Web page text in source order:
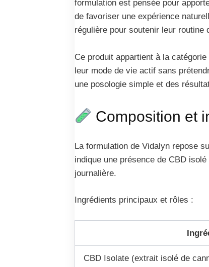
formulation est pensée pour
de favoriser une expérience
régulière pour soutenir leur routine
Ce produit appartient à la
leur mode de vie actif sans
une posologie simple et des
Composition et
La formulation de Vidalyn repose
indique une présence de CBD
journalière.
Ingrédients principaux et rôles :
CBD Isolate (extrait isolé de